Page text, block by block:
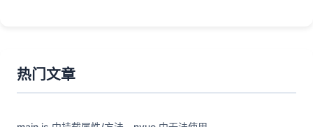
热门文章